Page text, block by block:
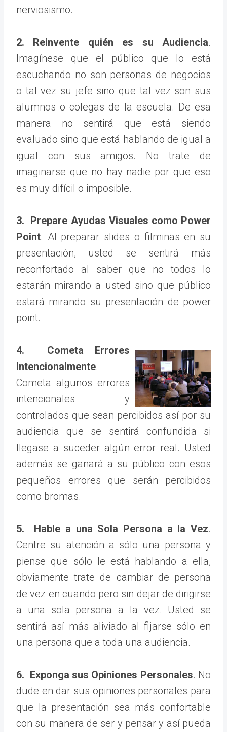
nerviosismo.
2. Reinvente quién es su Audiencia.
Imagínese que el público que lo está
escuchando no son personas de negocios
o tal vez su jefe sino que tal vez son sus
alumnos o colegas de la escuela. De esa
manera no sentirá que está siendo
evaluado sino que está hablando de igual a
igual con sus amigos. No trate de
imaginarse que no hay nadie por que eso
es muy difícil o imposible.
3. Prepare Ayudas Visuales como Power
Point. Al preparar slides o filminas en su
presentación, usted se sentirá más
reconfortado al saber que no todos lo
estarán mirando a usted sino que público
estará mirando su presentación de power
point.
4. Cometa Errores
Intencionalmente.
Cometa algunos errores
intencionales y
controlados que sean percibidos así por su
audiencia que se sentirá confundida si
llegase a suceder algún error real. Usted
además se ganará a su público con esos
pequeños errores que serán percibidos
como bromas.
5. Hable a una Sola Persona a la Vez.
Centre su atención a sólo una persona y
piense que sólo le está hablando a ella,
obviamente trate de cambiar de persona
de vez en cuando pero sin dejar de dirigirse
a una sola persona a la vez. Usted se
sentirá así más aliviado al fijarse sólo en
una persona que a toda una audiencia.
6. Exponga sus Opiniones Personales. No
dude en dar sus opiniones personales para
que la presentación sea más confortable
con su manera de ser y pensar y así pueda